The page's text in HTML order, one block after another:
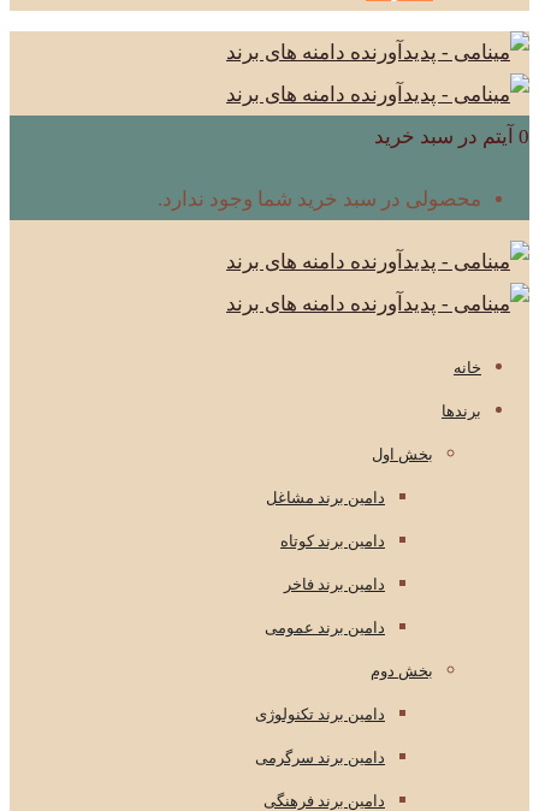
0 آیتم در سبد خرید
محصولی در سبد خرید شما وجود ندارد.
خانه
برندها
بخش اول
دامین برند مشاغل
دامین برند کوتاه
دامین برند فاخر
دامین برند عمومی
بخش دوم
دامین برند تکنولوژی
دامین برند سرگرمی
دامین برند فرهنگی